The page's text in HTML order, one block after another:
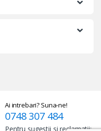
Ai intrebari? Suna-ne!
0748 307 484
Pentru sugestii si reclamatii: